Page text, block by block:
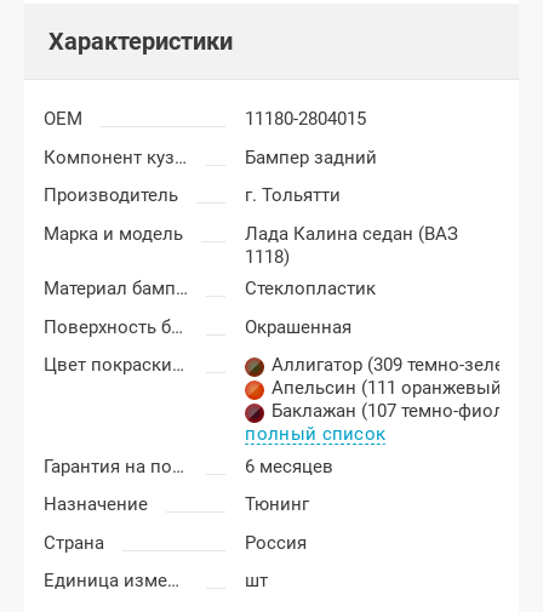
Характеристики
OEM
11180-2804015
Компонент кузова
Бампер задний
Производитель
г. Тольятти
Марка и модель
Лада Калина седан (ВАЗ
1118)
Материал бампера
Стеклопластик
Поверхность бампера
Окрашенная
Цвет покраски Лада Калина
Аллигатор (309 темно-
Апельсин (111 оранжевый)
Баклажан (107 темно-
полный список
Гарантия на покраску
6 месяцев
Назначение
Тюнинг
Страна
Россия
Единица измерения
шт